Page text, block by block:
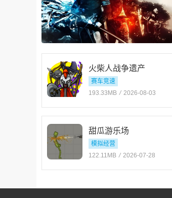
火柴人战争遗产
赛车竞速
193.33MB / 2026-08-03
甜瓜游乐场
模拟经营
122.11MB / 2026-07-28